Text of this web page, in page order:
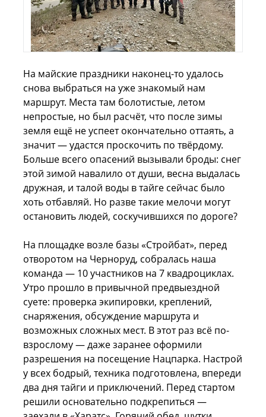
На майские праздники наконец-то удалось
снова выбраться на уже знакомый нам
маршрут. Места там болотистые, летом
непростые, но был расчёт, что после зимы
земля ещё не успеет окончательно оттаять, а
значит — удастся проскочить по твёрдому.
Больше всего опасений вызывали броды: снег
этой зимой навалило от души, весна выдалась
дружная, и талой воды в тайге сейчас было
хоть отбавляй. Но разве такие мелочи могут
остановить людей, соскучившихся по дороге?
На площадке возле базы «Стройбат», перед
отворотом на Черноруд, собралась наша
команда — 10 участников на 7 квадроциклах.
Утро прошло в привычной предвыездной
суете: проверка экипировки, креплений,
снаряжения, обсуждение маршрута и
возможных сложных мест. В этот раз всё по-
взрослому — даже заранее оформили
разрешения на посещение Нацпарка. Настрой
у всех бодрый, техника подготовлена, впереди
два дня тайги и приключений. Перед стартом
решили основательно подкрепиться —